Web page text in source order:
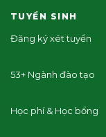
TUYỂN SINH
Đăng ký xét tuyển
53+ Ngành đào tạo
Học phí & Học bổng